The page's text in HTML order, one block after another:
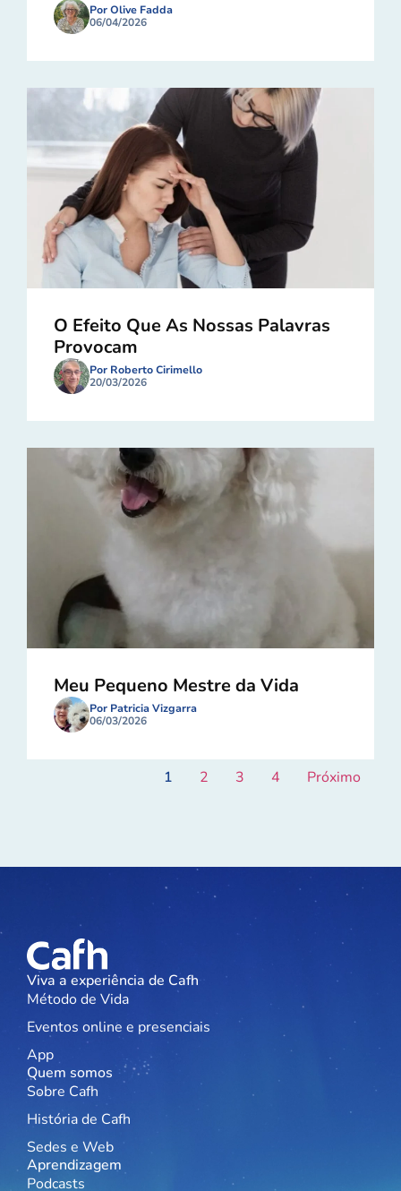
Por Olive Fadda
06/04/2026
O Efeito Que As Nossas Palavras
Provocam
Por Roberto Cirimello
20/03/2026
Meu Pequeno Mestre da Vida
Por Patricia Vizgarra
06/03/2026
1 2 3 4 Próximo
Viva a experiência de Cafh
Método de Vida
Eventos online e presenciais
App
Quem somos
Sobre Cafh
História de Cafh
Sedes e Web
Aprendizagem
Podcasts